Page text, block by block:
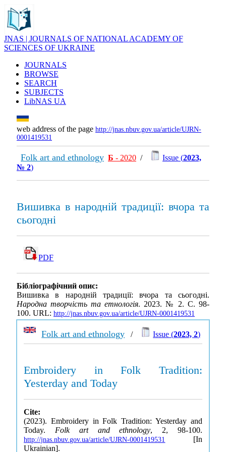
JNAS | JOURNALS OF NATIONAL ACADEMY OF
SCIENCES OF UKRAINE
JOURNALS
BROWSE
SEARCH
SUBJECTS
LibNAS UA
web address of the page http://jnas.nbuv.gov.ua/article/UJRN-
0001419531
Folk art and ethnology Б - 2020 / Issue (2023,
№ 2)
Вишивка в народній традиції: вчора та
сьогодні
PDF
Бібліографічний опис:
Вишивка в народній традиції: вчора та сьогодні.
Народна творчість та етнологія. 2023. № 2. С. 98-
100. URL: http://jnas.nbuv.gov.ua/article/UJRN-0001419531
Folk art and ethnology / Issue (2023, 2)
Embroidery in Folk Tradition:
Yesterday and Today
Cite:
(2023). Embroidery in Folk Tradition: Yesterday and
Today. Folk art and ethnology, 2, 98-100.
http://jnas.nbuv.gov.ua/article/UJRN-0001419531
[In
Ukrainian].